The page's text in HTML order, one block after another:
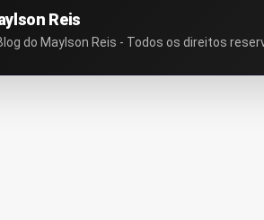
Reis
do Maylson Reis - Todos os direitos